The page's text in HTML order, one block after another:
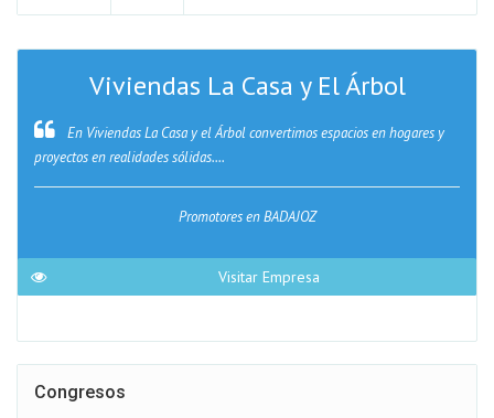
Viviendas La Casa y El Árbol
En Viviendas La Casa y el Árbol convertimos espacios en hogares y
proyectos en realidades sólidas....
Promotores en BADAJOZ
Visitar Empresa
Congresos